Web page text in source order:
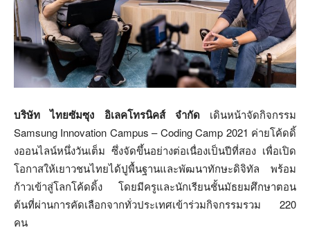
บริษัท ไทยซัมซุง อิเลคโทรนิคส์ จำกัด เดินหน้าจัดกิจกรรม
Samsung Innovation Campus – Coding Camp 2021 ค่ายโค้ดดิ้
งออนไลน์หนึ่งวันเต็ม ซึ่งจัดขึ้นอย่างต่อเนื่องเป็นปีที่สอง เพื่อเปิด
โอกาสให้เยาวชนไทยได้ปูพื้นฐานและพัฒนาทักษะดิจิทัล พร้อม
ก้าวเข้าสู่โลกโค้ดดิ้ง โดยมีครูและนักเรียนชั้นมัธยมศึกษาตอน
ต้นที่ผ่านการคัดเลือกจากทั่วประเทศเข้าร่วมกิจกรรมรวม 220
คน